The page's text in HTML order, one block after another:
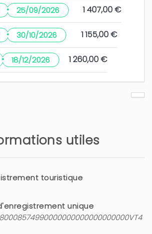
la casa, se notaba descuidado. Las
todas desconchadas y
Las hamacas viejas y sucias
la casa necesitaban pintura, al
de la piscina. Seria bueno q la
· 25/09/2026 1 407,00 €
· 30/10/2026 1 155,00 €
· 18/12/2026 1 260,00 €
utiles
touristique
unique